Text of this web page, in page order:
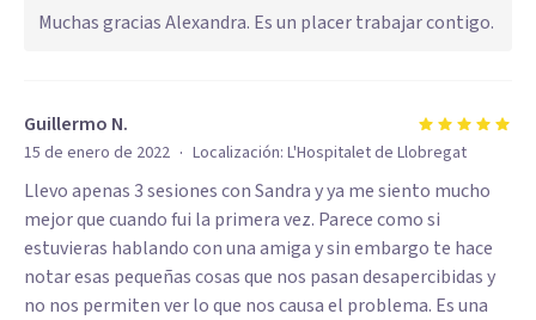
Muchas gracias Alexandra. Es un placer trabajar contigo.
Guillermo N.
15 de enero de 2022 · Localización: L'Hospitalet de Llobregat
Llevo apenas 3 sesiones con Sandra y ya me siento mucho
mejor que cuando fui la primera vez. Parece como si
estuvieras hablando con una amiga y sin embargo te hace
notar esas pequeñas cosas que nos pasan desapercibidas y
no nos permiten ver lo que nos causa el problema. Es una